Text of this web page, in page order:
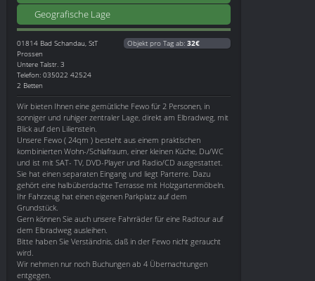
Geografische Lage
01814 Bad Schandau, StT
Prossen
Untere Talstr. 3
Telefon: 035022 42524
2 Betten
Objekt pro Tag ab: 32€
Wir bieten Ihnen eine gemütliche Fewo für 2 Personen, in
sonniger und ruhiger zentraler Lage, direkt am Elbradweg, mit
Blick auf den Lilienstein.
Unsere Fewo ( 24qm ) besteht aus einem praktischen
kombinierten Wohn-/Schlafraum, einer kleinen Küche, Du/WC
und ist mit SAT- TV, DVD-Player und Radio/CD ausgestattet.
Sie hat einen separaten Eingang und liegt Parterre. Dazu
gehört eine halbüberdachte Terrasse mit Holzgartenmöbeln.
Ihr Fahrzeug hat einen eigenen Parkplatz auf dem
Grundstück.
Gern können Sie auch unsere Fahrräder für eine Radtour auf
dem Elbradweg ausleihen.
Bitte haben Sie Verständnis, daß in der Fewo nicht geraucht
wird.
Wir nehmen nur noch Buchungen ab 4 Übernachtungen
entgegen.